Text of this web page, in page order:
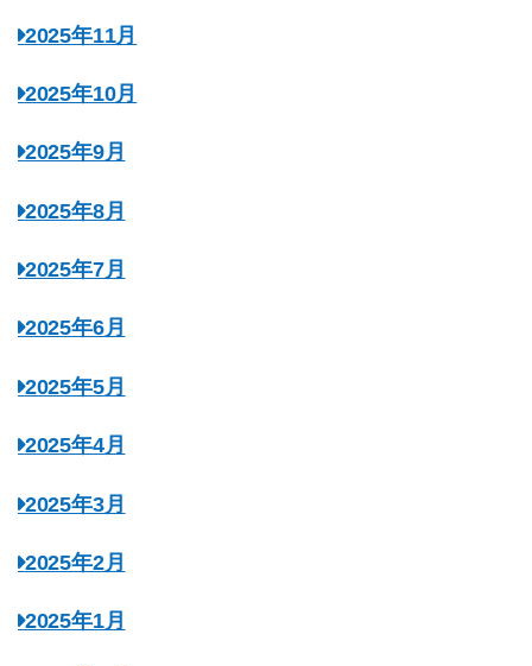
2025年11月
2025年10月
2025年9月
2025年8月
2025年7月
2025年6月
2025年5月
2025年4月
2025年3月
2025年2月
2025年1月